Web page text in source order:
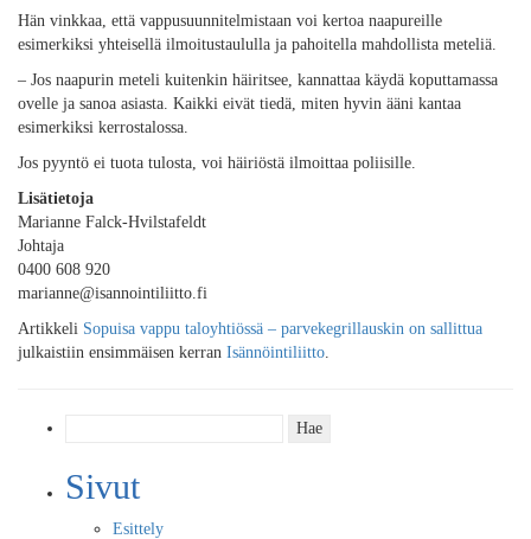
Hän vinkkaa, että vappusuunnitelmistaan voi kertoa naapureille
esimerkiksi yhteisellä ilmoitustaululla ja pahoitella mahdollista meteliä.
– Jos naapurin meteli kuitenkin häiritsee, kannattaa käydä koputtamassa
ovelle ja sanoa asiasta. Kaikki eivät tiedä, miten hyvin ääni kantaa
esimerkiksi kerrostalossa.
Jos pyyntö ei tuota tulosta, voi häiriöstä ilmoittaa poliisille.
Lisätietoja
Marianne Falck-Hvilstafeldt
Johtaja
0400 608 920
marianne@isannointiliitto.fi
Artikkeli Sopuisa vappu taloyhtiössä – parvekegrillauskin on sallittua
julkaistiin ensimmäisen kerran Isännöintiliitto.
Sivut
Esittely